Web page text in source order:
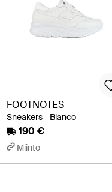
FOOTNOTES
Sneakers - Blanco
190 €
Miinto